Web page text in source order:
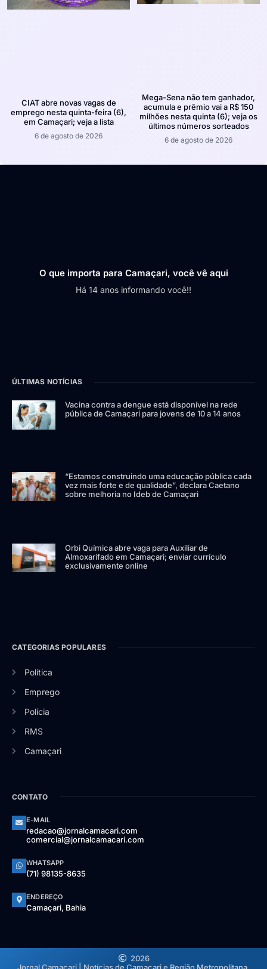
CIAT abre novas vagas de
emprego nesta quinta-feira (6),
em Camaçari; veja a lista
6 de agosto de 2026
Mega-Sena não tem ganhador,
acumula e prêmio vai a R$ 150
milhões nesta quinta (6); veja os
últimos números sorteados
6 de agosto de 2026
O que importa para Camaçari, você vê aqui
Há 14 anos informando você!!
ÚLTIMAS NOTÍCIAS
Vacina contra a dengue está disponível na rede
pública de Camaçari para jovens de 10 a 14 anos
“Estamos construindo uma educação pública cada
vez mais forte e de qualidade”, declara Caetano
sobre melhoria no Ideb de Camaçari
Orbi Química abre vaga para Auxiliar de
Almoxarifado em Camaçari; enviar currículo
exclusivamente online
CATEGORIAS POPULARES
Política
Emprego
Polícia
RMS
Camaçari
CONTATO
E-MAIL
redacao@jornalcamacari.com
comercial@jornalcamacari.com
WHATSAPP
(71) 98135-8635
ENDEREÇO
Camaçari, Bahia
2026
Jornal Camaçari | Notícias de Camaçari e Região Metropolitana.